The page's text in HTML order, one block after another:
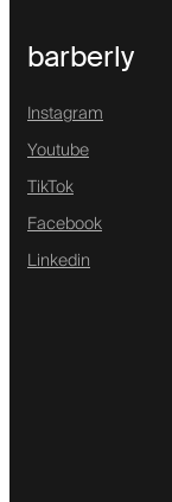
barberly
Instagram
Youtube
TikTok
Facebook
Linkedin